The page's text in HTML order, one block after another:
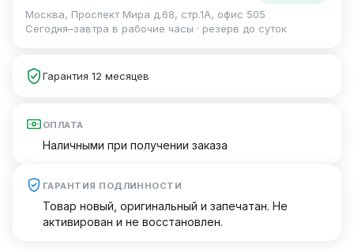
Москва, Проспект Мира д.68, стр.1А, офис 505
Сегодня–завтра в рабочие часы · резерв до суток
Гарантия 12 месяцев
ОПЛАТА
Наличными при получении заказа
ГАРАНТИЯ ПОДЛИННОСТИ
Товар новый, оригинальный и запечатан. Не
активирован и не восстановлен.